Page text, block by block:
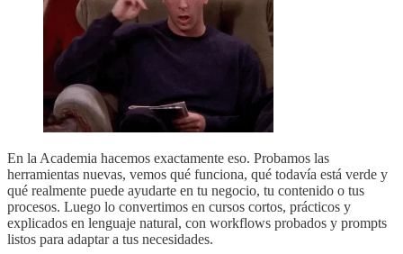
En la Academia hacemos exactamente eso. Probamos las
herramientas nuevas, vemos qué funciona, qué todavía está verde y
qué realmente puede ayudarte en tu negocio, tu contenido o tus
procesos. Luego lo convertimos en cursos cortos, prácticos y
explicados en lenguaje natural, con workflows probados y prompts
listos para adaptar a tus necesidades.